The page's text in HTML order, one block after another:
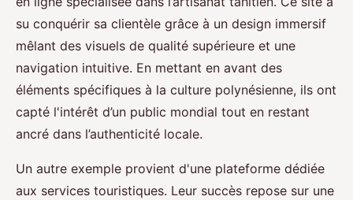
su conquérir sa clientèle grâce à un design immersif
mêlant des visuels de qualité supérieure et une
navigation intuitive. En mettant en avant des
éléments spécifiques à la culture polynésienne, ils ont
capté l'intérêt d’un public mondial tout en restant
ancré dans l’authenticité locale.
Un autre exemple provient d'une plateforme dédiée
aux services touristiques. Leur succès repose sur une